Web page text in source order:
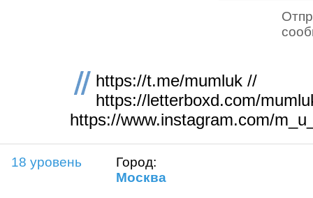
https://t.me/mumluk //
https://letterboxd.com/
https://www.instagram.com/
18 уровень
Город:
Москва